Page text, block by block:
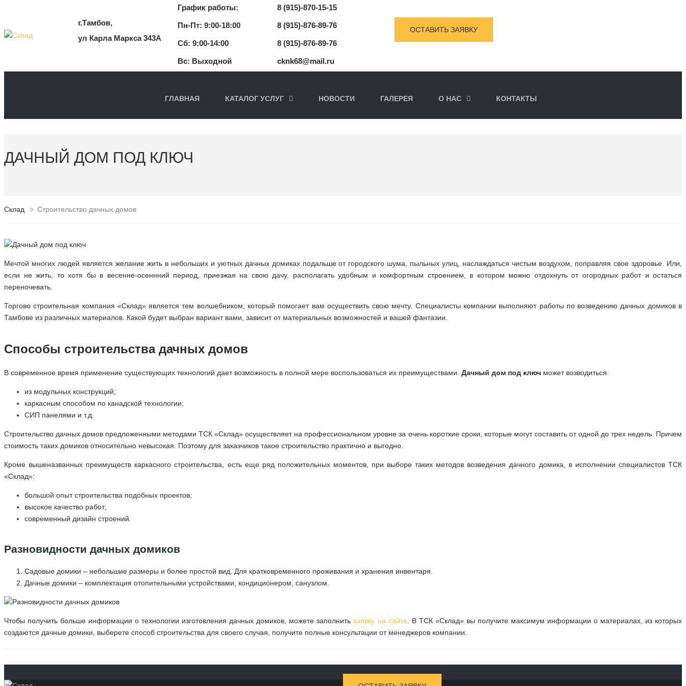
г.Тамбов,
ул Карла Маркса 343А
График работы:
Пн-Пт: 9:00-18:00
Сб: 9:00-14:00
Вс: Выходной
8 (915)-870-15-15
8 (915)-876-89-76
8 (915)-876-89-76
cknk68@mail.ru
ОСТАВИТЬ ЗАЯВКУ
ГЛАВНАЯ КАТАЛОГ УСЛУГ НОВОСТИ ГАЛЕРЕЯ О НАС КОНТАКТЫ
ДАЧНЫЙ ДОМ ПОД КЛЮЧ
Склад > Строительство дачных домов
Мечтой многих людей является желание жить в небольших и уютных дачных домиках подальше от городского шума, пыльных улиц, наслаждаться чистым воздухом, поправляя свое здоровье. Или,
если не жить, то хотя бы в весенне-осеннний период, приезжая на свою дачу, располагать удобным и комфортным строением, в котором можно отдохнуть от огородных работ и остаться
переночевать.
Торгово строительная компания «Склад» является тем волшебником, который помогает вам осуществить свою мечту. Специалисты компании выполняют работы по возведению дачных домиков в
Тамбове из различных материалов. Какой будет выбран вариант вами, зависит от материальных возможностей и вашей фантазии.
Способы строительства дачных домов
В современное время применение существующих технологий дает возможность в полной мере воспользоваться их преимуществами. Дачный дом под ключ может возводиться:
из модульных конструкций;
каркасным способом по канадской технологии;
СИП панелями и т.д.
Строительство дачных домов предложенными методами ТСК «Склад» осуществляет на профессиональном уровне за очень короткие сроки, которые могут составить от одной до трех недель. Причем
стоимость таких домиков относительно невысокая. Поэтому для заказчиков такое строительство практично и выгодно.
Кроме вышеназванных преимуществ каркасного строительства, есть еще ряд положительных моментов, при выборе таких методов возведения дачного домика, в исполнении специалистов ТСК
«Склад»:
большой опыт строительства подобных проектов;
высокое качество работ;
современный дизайн строений.
Разновидности дачных домиков
Садовые домики – небольшие размеры и более простой вид. Для кратковременного проживания и хранения инвентаря.
Дачные домики – комплектация отопительными устройствами, кондиционером, санузлом.
Чтобы получить больше информации о технологии изготовления дачных домиков, можете заполнитьзаявку на сайте. В ТСК «Склад» вы получите максимум информации о материалах, из которых
создаются дачные домики, выберете способ строительства для своего случая, получите полные консультации от менеджеров компании.